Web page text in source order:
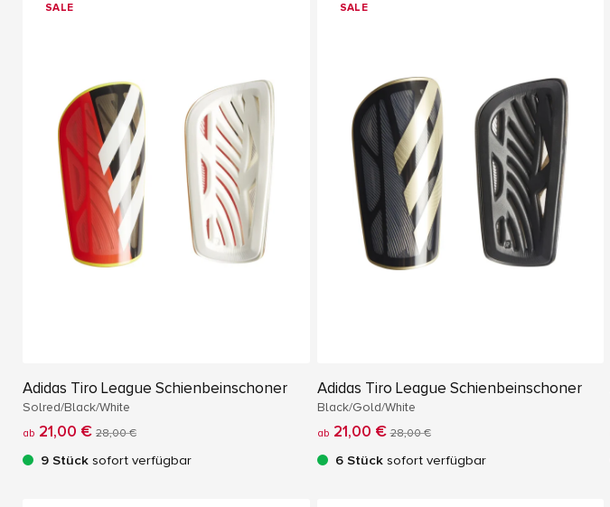
SALE
Adidas Tiro League Schienbeinschoner
Solred/Black/White
ab 21,00 € 28,00 €
9 Stück sofort verfügbar
SALE
Adidas Tiro League Schienbeinschoner
Black/Gold/White
ab 21,00 € 28,00 €
6 Stücksofort verfügbar